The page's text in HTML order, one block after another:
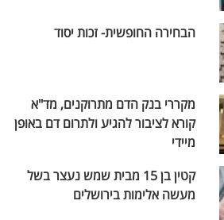
הבחירה החופשית- זכות יסוד
מקררי בנק הדם מתרוקנים, מד"א
קורא לציבור להגיע ולתרום דם באופן
מיידי
קטין בן 15 מבית שמש נעצר בשל
מעשה אלימות בירושלים